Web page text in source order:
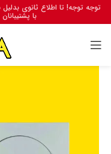
توجه توجه! تا اطلاع ثانوی
با